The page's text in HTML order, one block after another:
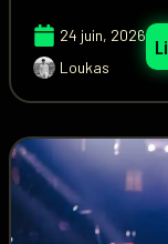
24 juin, 2026
Loukas